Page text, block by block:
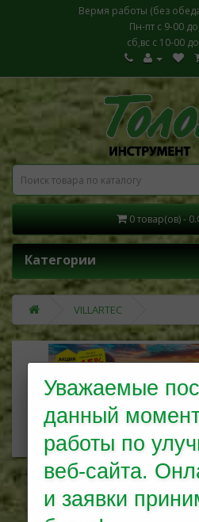
Уважаемые
данный момент,
работы по
веб-сайта.
Вермя работы (без
Пн-пт с 9-00
сб,вс с 10-00
0 товар(ов) -
Категории
VILLARTEC